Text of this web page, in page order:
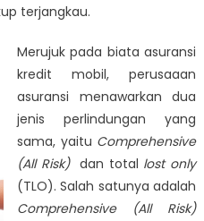
terjangkau.
Merujuk pada biata asuransi
kredit mobil, perusaaan
asuransi menawarkan dua
jenis perlindungan yang
sama, yaitu Comprehensive
(All Risk) dan total lost only
(TLO). Salah satunya adalah
Comprehensive (All Risk)